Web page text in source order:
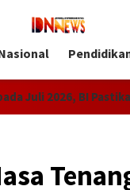
2026, BI Pastikan